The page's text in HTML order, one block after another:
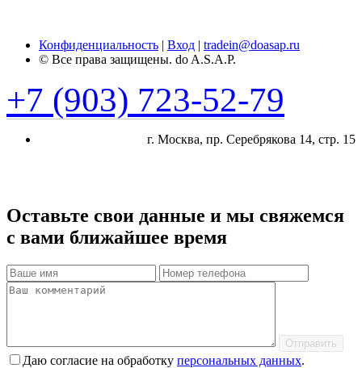
Конфиденциальность | Вход | tradein@doasap.ru
© Все права защищены. do A.S.A.P.
+7 (903) 723-52-79
г. Москва, пр. Cеребрякова 14, стр. 15
Оставьте свои данные и мы свяжемся
с вами ближайшее время
Отправить
Даю согласие на обработку персональных данных.